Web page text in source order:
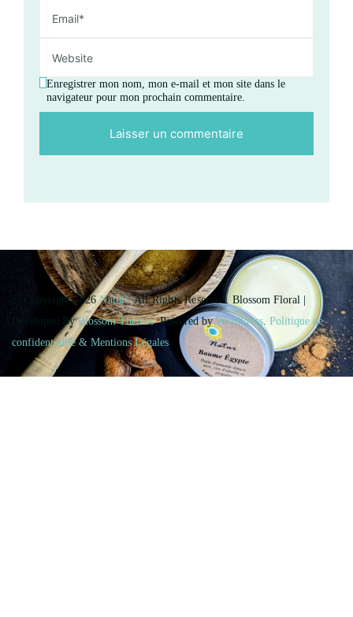
Enregistrer mon nom, mon e-mail et mon site dans le
navigateur pour mon prochain commentaire.
© Copyright 2026Natur'. All Rights Reserved.Blossom Floral |
Developed ByBlossom Themes. Powered byWordPress. Politique de
confidentialité & Mentions Légales